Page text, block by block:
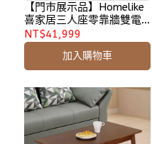
【門市展示品】Homelike
喜家居三人座零靠牆雙電
動沙發-奶茶色(2511)
NT$41,999
加入購物車